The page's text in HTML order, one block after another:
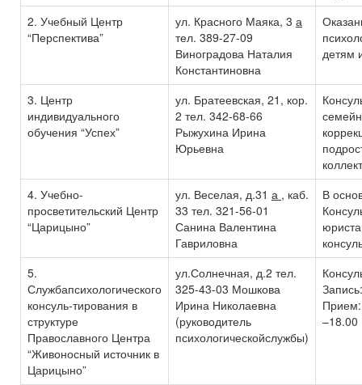
2. Учебный Центр
“Перспектива”
ул. Красного Маяка, 3 а
тел. 389-27-09
Виноградова Наталия
Константиновна
детям
3. Центр
индивидуального
обучения “Успех”
ул. Братеевская, 21, кор.
2 тел. 342-68-66
Рыжухина Ирина
Юрьевна
4. Учебно-
просветительский Центр
“Царицыно”
ул. Веселая, д.31 а , каб.
33 тел. 321-56-01
Санина Валентина
Гавриловна
В
5.
Службапсихологического
консуль-тирования в
структуре
Православного Центра
“Живоносный источник в
Царицыно”
ул.Солнечная, д.2 тел.
325-43-03 Мошкова
Ирина Николаевна
(руководитель
психологическойслужбы)
Прием:
–18.00